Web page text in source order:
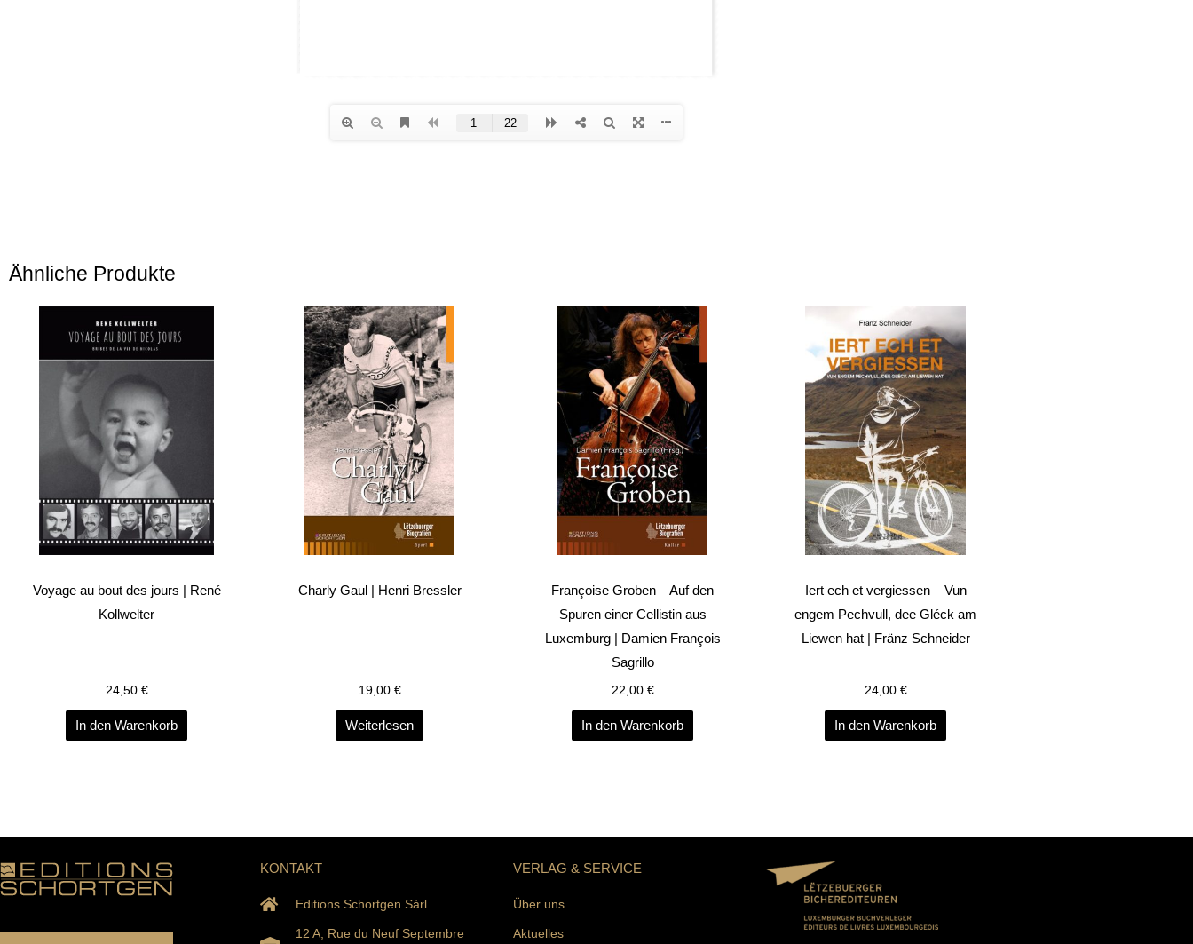
Ähnliche Produkte
Voyage au bout des jours | René
Kollwelter
24,50 €
In den Warenkorb
Charly Gaul | Henri Bressler
19,00 €
Weiterlesen
Françoise Groben – Auf den
Spuren einer Cellistin aus
Luxemburg | Damien François
Sagrillo
22,00 €
In den Warenkorb
Iert ech et vergiessen – Vun
engem Pechvull, dee Gléck am
Liewen hat | Fränz Schneider
24,00 €
In den Warenkorb
KONTAKT
Editions Schortgen Sàrl
12 A, Rue du Neuf Septembre
VERLAG & SERVICE
Über uns
Aktuelles